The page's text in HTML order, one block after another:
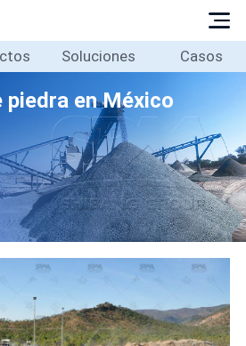
Soluciones Casos
en México